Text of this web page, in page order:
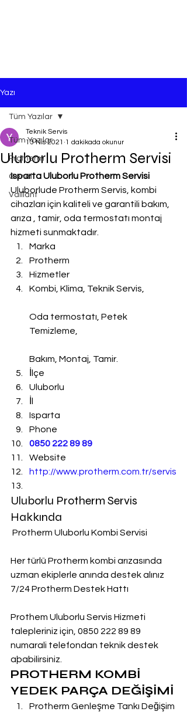
Yazı
Tüm Yazılar
Protherm
Genel
Vaillant
Tüm Yazılar
Uluborlu Protherm Servisi
Teknik Servis
13 Nis 2021 1 dakikada okunur
Isparta Uluborlu Protherm Servisi
Uluborlude Protherm Servis, kombi
cihazları için kaliteli ve garantili bakım,
arıza , tamir, oda termostatı montaj
hizmeti sunmaktadır.
Marka
Protherm
Hizmetler
Kombi, Klima, Teknik Servis,
Oda termostatı, Petek
Temizleme,
Bakım, Montaj, Tamir.
İlçe
Uluborlu
Isparta
Phone
0850 222 89 89
Website
http://www.protherm.com.tr/servis
Uluborlu Protherm Servis
Hakkında
Protherm Uluborlu Kombi Servisi
Her türlü Protherm kombi arızasında
uzman ekiplerle anında destek alınız
7/24 Protherm Destek Hattı
Prothem Uluborlu Servis Hizmeti
talepleriniz için, 0850 222 89 89
numarali telefondan teknik destek
aþabilirsiniz.
PROTHERM KOMBİ
YEDEK PARÇA DEĞİŞİMİ
Protherm Genleşme Tankı Değişim